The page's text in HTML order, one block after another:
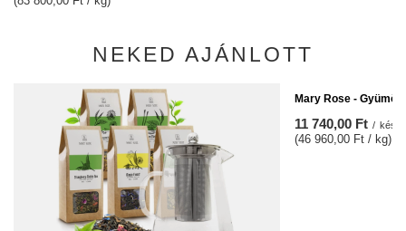
NEKED AJÁNLOTT
Mary Rose -
11 740,00 Ft /
(46 960,00 Ft / kg)